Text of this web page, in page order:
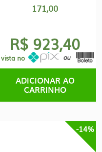
171,00
R$ 923,40
no
ADICIONAR AO
CARRINHO
-14%